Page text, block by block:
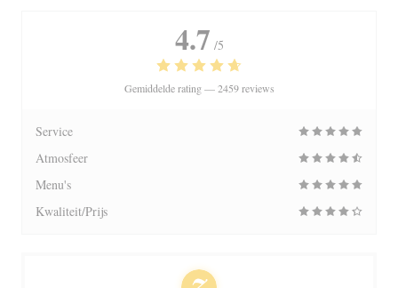
4.7 /5
Gemiddelde rating —2459 reviews
Service
Atmosfeer
Menu's
Kwaliteit/Prijs